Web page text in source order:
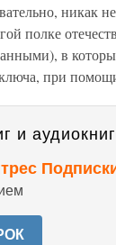
никак
полке
в
при
и